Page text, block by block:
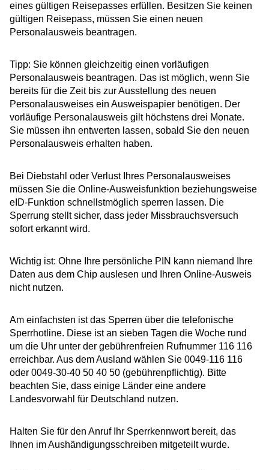
eines gültigen Reisepasses erfüllen. Besitzen Sie keinen
gültigen Reisepass, müssen Sie einen neuen
Personalausweis beantragen.
Tipp: Sie können gleichzeitig einen vorläufigen
Personalausweis beantragen. Das ist möglich, wenn Sie
bereits für die Zeit bis zur Ausstellung des neuen
Personalausweises ein Ausweispapier benötigen. Der
vorläufige Personalausweis gilt höchstens drei Monate.
Sie müssen ihn entwerten lassen, sobald Sie den neuen
Personalausweis erhalten haben.
Bei Diebstahl oder Verlust Ihres Personalausweises
müssen Sie die Online-Ausweisfunktion beziehungsweise
eID-Funktion schnellstmöglich sperren lassen. Die
Sperrung stellt sicher, dass jeder Missbrauchsversuch
sofort erkannt wird.
Wichtig ist: Ohne Ihre persönliche PIN kann niemand Ihre
Daten aus dem Chip auslesen und Ihren Online-Ausweis
nicht nutzen.
Am einfachsten ist das Sperren über die telefonische
Sperrhotline. Diese ist an sieben Tagen die Woche rund
um die Uhr unter der gebührenfreien Rufnummer 116 116
erreichbar. Aus dem Ausland wählen Sie 0049-116 116
oder 0049-30-40 50 40 50 (gebührenpflichtig). Bitte
beachten Sie, dass einige Länder eine andere
Landesvorwahl für Deutschland nutzen.
Halten Sie für den Anruf Ihr Sperrkennwort bereit, das
Ihnen im Aushändigungsschreiben mitgeteilt wurde.